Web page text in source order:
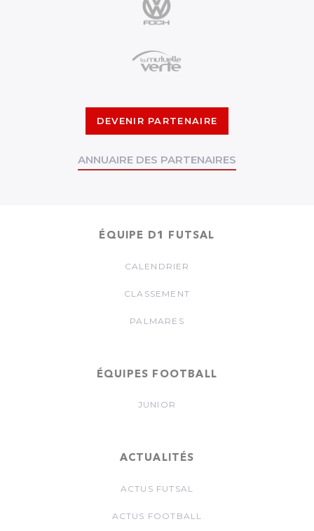
DEVENIR PARTENAIRE
ANNUAIRE DES PARTENAIRES
ÉQUIPE D1 FUTSAL
CALENDRIER
CLASSEMENT
PALMARES
ÉQUIPES FOOTBALL
JUNIOR
ACTUALITÉS
ACTUS FUTSAL
ACTUS FOOTBALL